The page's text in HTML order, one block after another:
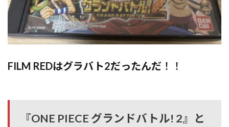
FILM REDはグラバト2だったんだ ！！
『ONE PIECE グランドバトル! 2』と